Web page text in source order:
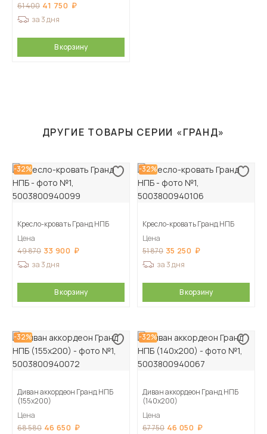
61 400 41 750
за 3 дня
В корзину
ДРУГИЕ ТОВАРЫ СЕРИИ «ГРАНД»
-32%
Кресло-кровать Гранд НПБ
Цена
49 870 33 900
за 3 дня
В корзину
-32%
Кресло-кровать Гранд НПБ
Цена
51 870 35 250
за 3 дня
В корзину
-32%
Диван аккордеон Гранд НПБ
(155х200)
Цена
68 580 46 650
-32%
Диван аккордеон Гранд НПБ
(140х200)
Цена
67 750 46 050